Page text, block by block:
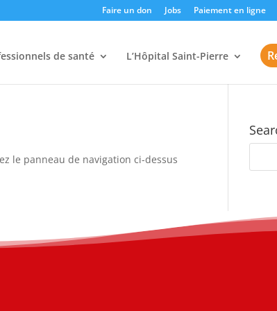
Faire un don Jobs Paiement en ligne
de santé L’Hôpital Saint-Pierre
le panneau de navigation ci-dessus